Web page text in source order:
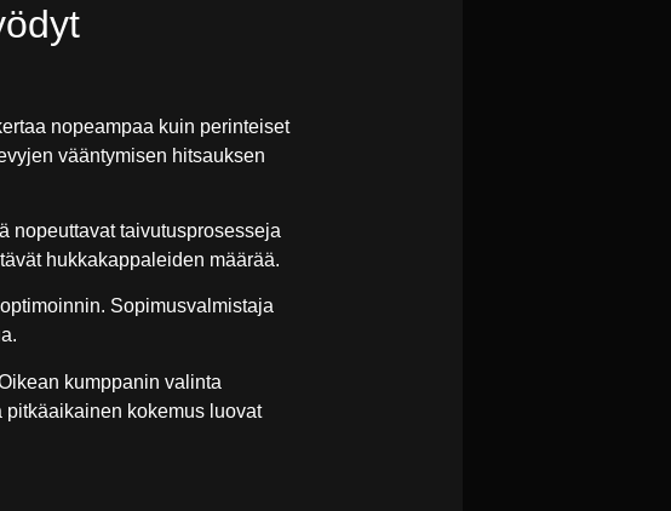
nopeampaa kuin perinteiset
vääntymisen hitsauksen
nopeuttavat taivutusprosesseja
hukkakappaleiden määrää.
Sopimusvalmistaja
kumppanin valinta
kokemus luovat